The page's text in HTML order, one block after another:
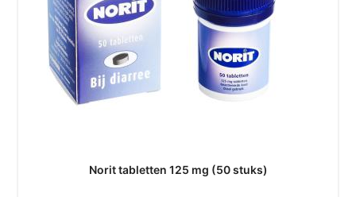
Norit tabletten 125 mg (50 stuks)